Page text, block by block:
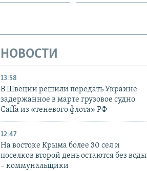
НОВОСТИ
13:58
В Швеции решили передать Украине
задержанное в марте грузовое судно
Caffa из «теневого флота» РФ
12:47
На востоке Крыма более 30 сел и
поселков второй день остаются без воды
– коммунальщики